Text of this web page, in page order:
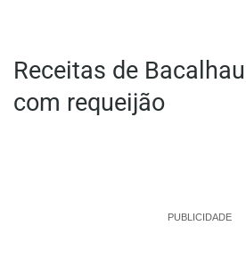
Receitas de
com requeijão
PUBLICIDADE